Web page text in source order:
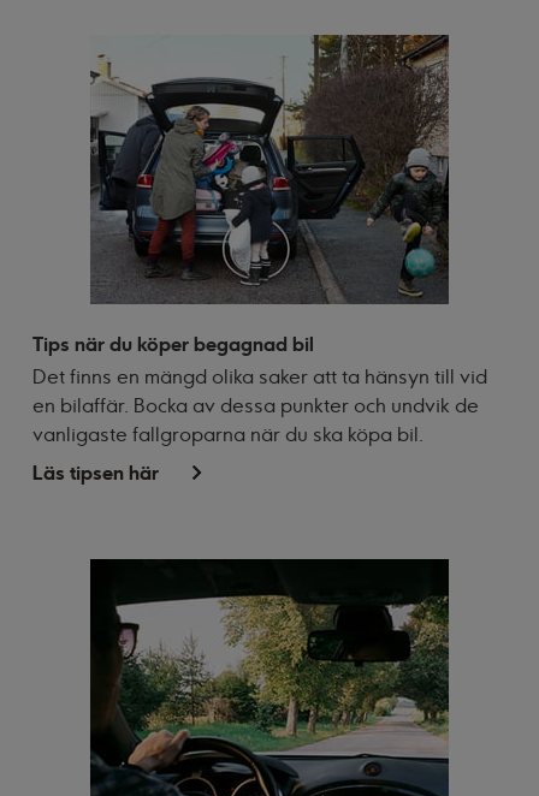
Tips när du köper begagnad bil
Det finns en mängd olika saker att ta hänsyn till vid
en bilaffär. Bocka av dessa punkter och undvik de
vanligaste fallgroparna när du ska köpa bil.
Läs tipsen här